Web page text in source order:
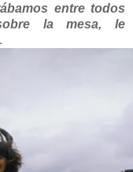
entre todos
la mesa, le